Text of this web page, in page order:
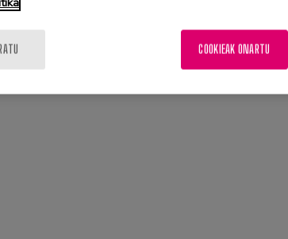
COOKIEAK ONARTU